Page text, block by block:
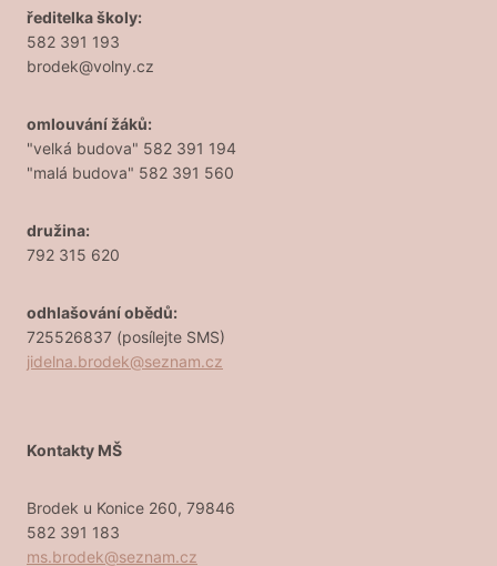
ředitelka školy:
582 391 193
brodek@volny.cz
omlouvání žáků:
"velká budova" 582 391 194
"malá budova" 582 391 560
družina:
792 315 620
odhlašování obědů:
725526837 (posílejte SMS)
jidelna.brodek@seznam.cz
Kontakty MŠ
Brodek u Konice 260, 79846
582 391 183
ms.brodek@seznam.cz